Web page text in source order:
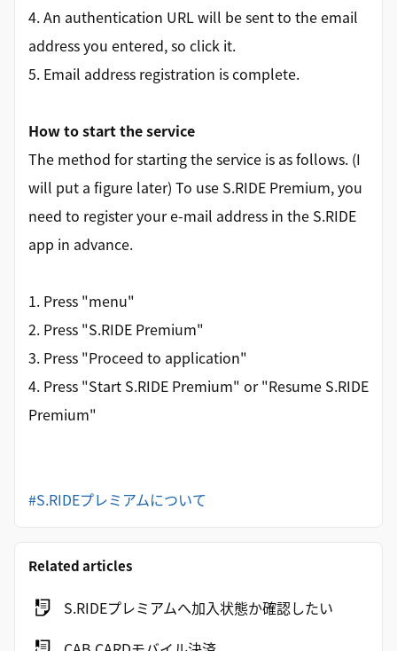
4. An authentication URL will be sent to the email
address you entered, so click it.
5. Email address registration is complete.
How to start the service
The method for starting the service is as follows. (I
will put a figure later) To use S.RIDE Premium, you
need to register your e-mail address in the S.RIDE
app in advance.
1. Press "menu"
2. Press "S.RIDE Premium"
3. Press "Proceed to application"
4. Press "Start S.RIDE Premium" or "Resume S.RIDE
Premium"
#S.RIDEプレミアムについて
Related articles
S.RIDEプレミアムへ加入状態か確認したい